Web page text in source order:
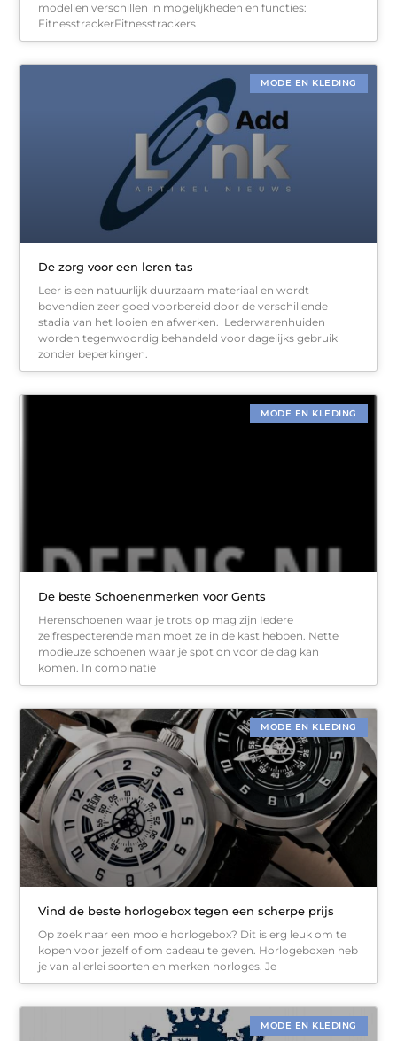
modellen verschillen in mogelijkheden en functies:
FitnesstrackerFitnesstrackers
MODE EN KLEDING
De zorg voor een leren tas
Leer is een natuurlijk duurzaam materiaal en wordt
bovendien zeer goed voorbereid door de verschillende
stadia van het looien en afwerken. Lederwarenhuiden
worden tegenwoordig behandeld voor dagelijks gebruik
zonder beperkingen.
MODE EN KLEDING
De beste Schoenenmerken voor Gents
Herenschoenen waar je trots op mag zijn Iedere
zelfrespecterende man moet ze in de kast hebben. Nette
modieuze schoenen waar je spot on voor de dag kan
komen. In combinatie
MODE EN KLEDING
Vind de beste horlogebox tegen een scherpe prijs
Op zoek naar een mooie horlogebox? Dit is erg leuk om te
kopen voor jezelf of om cadeau te geven. Horlogeboxen heb
je van allerlei soorten en merken horloges. Je
MODE EN KLEDING